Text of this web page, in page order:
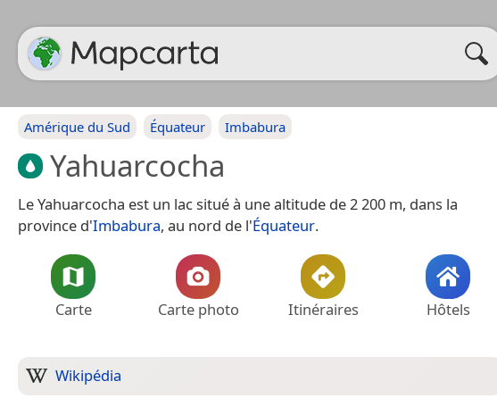
Amérique du Sud Équateur Imbabura
Yahuarcocha
Le Yahuarcocha est un lac situé à une altitude de 2 200 m, dans la
province d'Imbabura, au nord de l'Équateur.
Carte Carte photo Itinéraires Hôtels
Wikipédia